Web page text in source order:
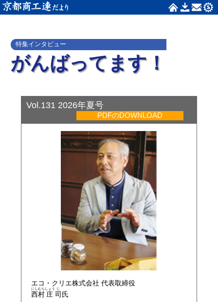
特集インタビュー
がんばってます！
Vol.131 2026年夏号
PDFのDOWNLOAD
エコ・クリエ株式会社 代表取締役
西
にし
村
むら
庄
しょう
司
じ
氏